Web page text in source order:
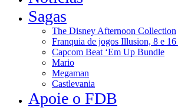
Sagas
The Disney Afternoon Collection
Franquia de jogos Illusion, 8 e 16
Capcom Beat ‘Em Up Bundle
Mario
Megaman
Castlevania
Apoie o FDB